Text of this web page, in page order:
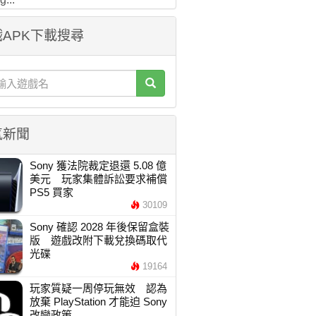
下載搜尋
聞
Sony 獲法院裁定退還 5.08 億
美元 玩家集體訴訟要求補償
PS5 買家
30109
Sony 確認 2028 年後保留盒裝
版 遊戲改附下載兌換碼取代
光碟
19164
玩家質疑一周停玩無效 認為
放棄 PlayStation 才能迫 Sony